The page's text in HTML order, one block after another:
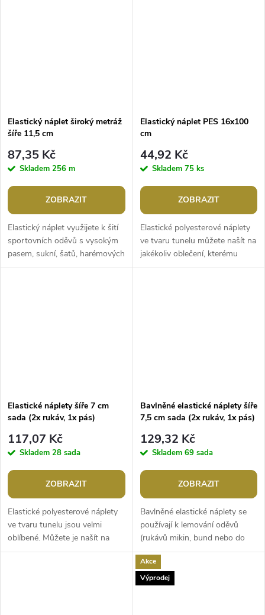
Elastický náplet široký metráž
šíře 11,5 cm
87,35 Kč
Skladem 256 m
ZOBRAZIT
Elastický náplet využijete k šití
sportovních oděvů s vysokým
pasem, sukní, šatů, harémových
nebo těhotenských kalhot.
Elastický náplet PES 16x100
cm
44,92 Kč
Skladem 75 ks
ZOBRAZIT
Elastické polyesterové náplety
ve tvaru tunelu můžete našít na
jakékoliv oblečení, kterému
chcete dodat originalitu nebo
Elastické náplety šíře 7 cm
sada (2x rukáv, 1x pás)
117,07 Kč
Skladem 28 sada
ZOBRAZIT
Elastické polyesterové náplety
ve tvaru tunelu jsou velmi
oblíbené. Můžete je našít na
oblečení, kterému chcete dodat
Bavlněné elastické náplety šíře
7,5 cm sada (2x rukáv, 1x pás)
129,32 Kč
Skladem 69 sada
ZOBRAZIT
Bavlněné elastické náplety se
používají k lemování oděvů
(rukávů mikin, bund nebo do
pasu tepláků apod.). Jsou
měkké, pružné a příjemné na
nošení....
Akce
Výprodej